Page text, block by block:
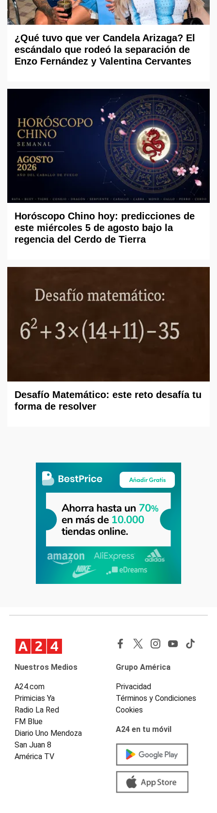
¿Qué tuvo que ver Candela Arizaga? El
escándalo que rodeó la separación de
Enzo Fernández y Valentina Cervantes
Horóscopo Chino hoy: predicciones de
este miércoles 5 de agosto bajo la
regencia del Cerdo de Tierra
Desafío Matemático: este reto desafía tu
forma de resolver
Nuestros Medios
A24.com
Primicias Ya
Radio La Red
FM Blue
Diario Uno Mendoza
San Juan 8
América TV
Grupo América
Privacidad
Términos y Condiciones
Cookies
A24 en tu móvil